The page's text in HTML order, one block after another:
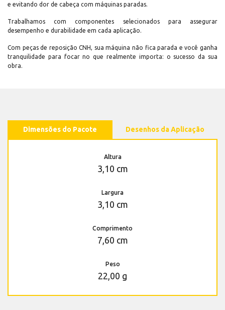
e evitando dor de cabeça com máquinas paradas.
Trabalhamos com componentes selecionados para assegurar
desempenho e durabilidade em cada aplicação.
Com peças de reposição CNH, sua máquina não fica parada e você ganha
tranquilidade para focar no que realmente importa: o sucesso da sua
obra.
Dimensões do Pacote Desenhos da Aplicação
Altura
3,10 cm
Largura
3,10 cm
Comprimento
7,60 cm
Peso
22,00 g